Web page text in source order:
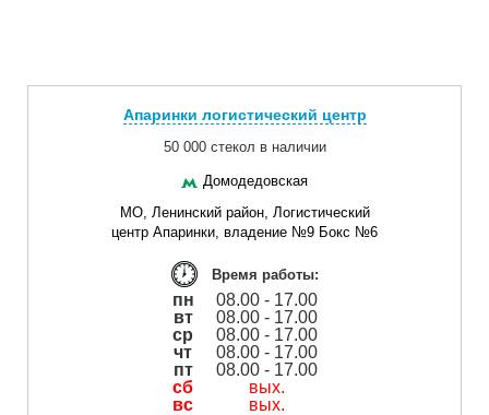
Апаринки логистический центр
50 000 стекол в наличии
Домодедовская
МО, Ленинский район, Логистический
центр Апаринки, владение №9 Бокс №6
Время работы:
пн
08.00 - 17.00
вт
08.00 - 17.00
ср
08.00 - 17.00
чт
08.00 - 17.00
пт
08.00 - 17.00
сб
вых.
вс
вых.